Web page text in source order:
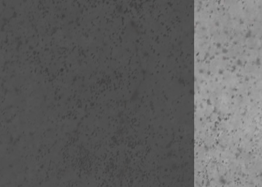
4F
4G La
4H
6A Saint-
6B
6C Galeries
6D Place de
6E Place de
6F Parc des
6G Arc de
6H Jeu de
6I Place de
6J Hotel du
6K
6L
6M US